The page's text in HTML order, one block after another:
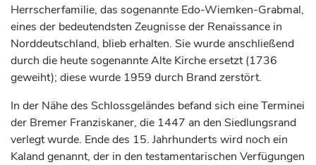
Herrscherfamilie, das sogenannte Edo-Wiemken-Grabmal,
eines der bedeutendsten Zeugnisse der Renaissance in
Norddeutschland, blieb erhalten. Sie wurde anschließend
durch die heute sogenannte Alte Kirche ersetzt (1736
geweiht); diese wurde 1959 durch Brand zerstört.
In der Nähe des Schlossgeländes befand sich eine Terminei
der Bremer Franziskaner, die 1447 an den Siedlungsrand
verlegt wurde. Ende des 15. Jahrhunderts wird noch ein
Kaland genannt, der in den testamentarischen Verfügungen